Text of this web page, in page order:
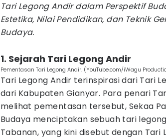
Tari Legong Andir dalam Perspektif
Estetika, Nilai Pendidikan, dan Teknik
Budaya.
1. Sejarah Tari Legong Andir
Pementasan Tari Legong Andir. (YouTube.com/iWagu
Tari Legong Andir terinspirasi dari Tari
dari Kabupaten Gianyar. Para penari
melihat pementasan tersebut, Sekaa
Budaya menciptakan sebuah tari
Tabanan, yang kini disebut dengan Tari